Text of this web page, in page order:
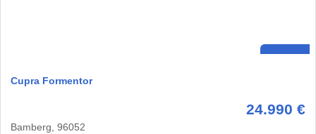
Cupra Formentor
24.990 €
Bamberg, 96052